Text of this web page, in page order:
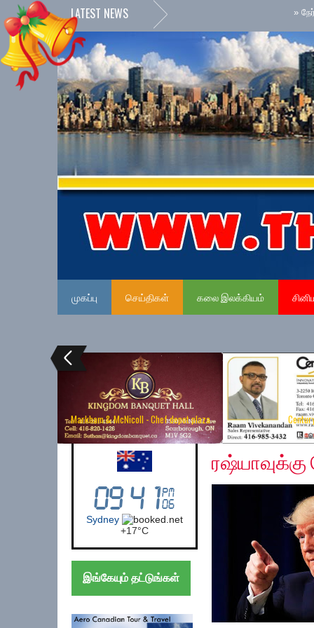
LATEST NEWS நேர்மையான
முகப்பு செய்திகள் கலை இலக்கியம்
Markham & McNicoll - Chef depot plaza
Australia (Sydney)
Sydney
+17°C
இங்கேயும் தட்டுங்கள்
Friday, December 13,